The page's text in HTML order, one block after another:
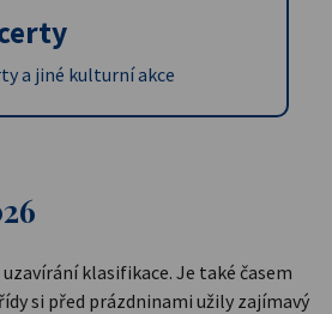
a jiné kulturní akce
klasifikace. Je také časem
si před prázdninami užily zajímavý